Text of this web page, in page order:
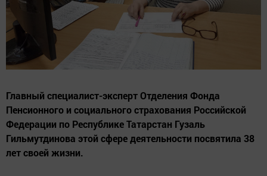
Главный специалист-эксперт Отделения Фонда
Пенсионного и социального страхования Российской
Федерации по Республике Татарстан Гузаль
Гильмутдинова этой сфере деятельности посвятила 38
лет своей жизни.